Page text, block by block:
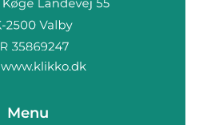
www.klikko.dk
Menu